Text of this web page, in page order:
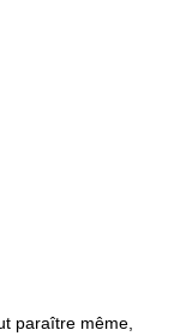
paraître même,